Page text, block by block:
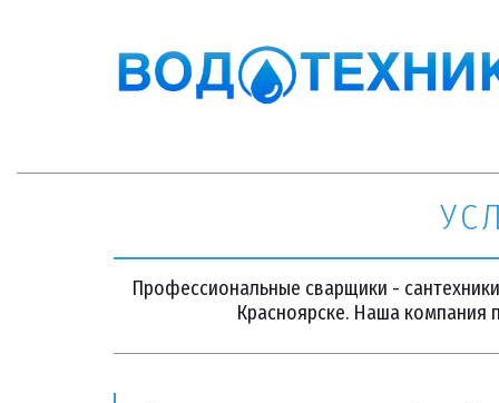
Профессиональные сварщики -
Красноярске. Наша компания